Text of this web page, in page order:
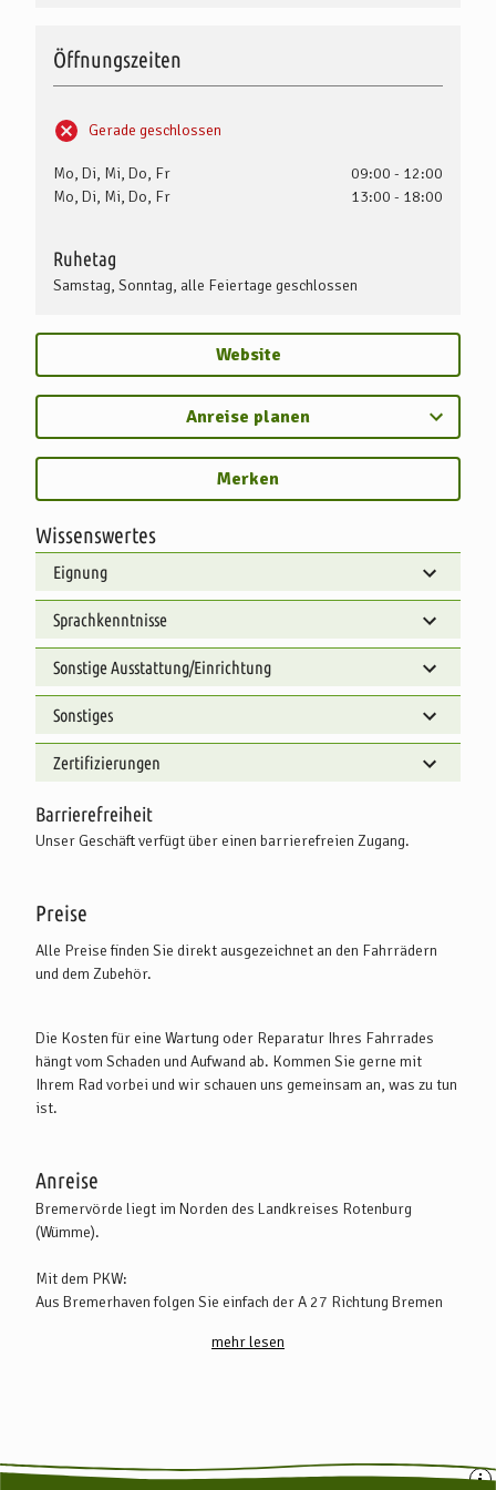
Wissenswertes
Eignung
Sprachkenntnisse
Sonstige Ausstattung/Einrichtung
Sonstiges
Zertifizierungen
Barrierefreiheit
Unser Geschäft verfügt über einen barrierefreien Zugang.
Preise
Alle Preise finden Sie direkt ausgezeichnet an den Fahrrädern
und dem Zubehör.
Die Kosten für eine Wartung oder Reparatur Ihres Fahrrades
hängt vom Schaden und Aufwand ab. Kommen Sie gerne mit
Ihrem Rad vorbei und wir schauen uns gemeinsam an, was zu tun
ist.
Anreise
Bremervörde liegt im Norden des Landkreises Rotenburg
(Wümme).
Mit dem PKW:
Aus Bremerhaven folgen Sie einfach der A 27 Richtung Bremen
27 in Richtung Bremerhaven (Abfahrt Ritterhude) und die B 74
mehr lesen
Öffnungszeiten
Gerade geschlossen
Mo, Di, Mi, Do, Fr
09:00 - 12:00
Mo, Di, Mi, Do, Fr
13:00 - 18:00
Ruhetag
Samstag, Sonntag, alle Feiertage geschlossen
Website
Anreise planen
Merken